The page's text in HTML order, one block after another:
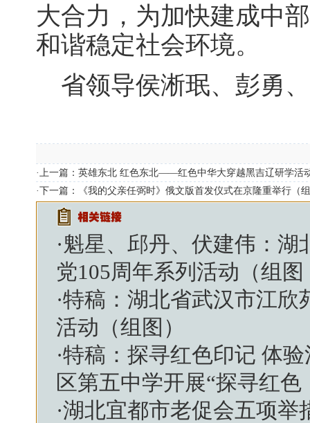
大合力，为加快建成中
和谐稳定社会环境。
省领导侯淅珉、彭勇
·上一篇： 英雄东北 红色东北——红色中华大穿越黑吉辽研学活
·下一篇：
《我的父亲任弼时》俄文版首发仪式在京隆重举行（
·魁星、邱丹、伏建伟：
党105周年系列活动（组图
·特稿：湖北省武汉市江欣
活动（组图）
·特稿：探寻红色印记 体
区第五中学开展“探寻红色
·湖北宜都市老促会五项举